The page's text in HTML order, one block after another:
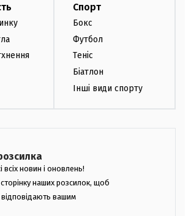
Спорт
Бокс
Футбол
Теніс
Біатлон
Інші види спорту
всіх новин і оновлень!
наших розсилок, щоб
вашим